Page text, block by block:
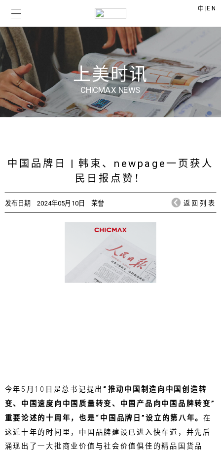
中 |EN
上美时讯
CHICMAX NEWS
中国品牌日 | 韩束、newpage一页获人
民日报点赞！
发布日期 2024年05月10日 荣誉 返回列表
今年5月10日是总书记提出 “推动中国制造向中国创造转
变、中国速度向中国质量转变、中国产品向中国品牌转变”
重要论述的十周年，也是“中国品牌日”设立的第八年。在
这近十年的时间里，中国品牌建设已进入快车道，并先后
涌现出了一大批商业价值与社会价值俱佳的精品国货品